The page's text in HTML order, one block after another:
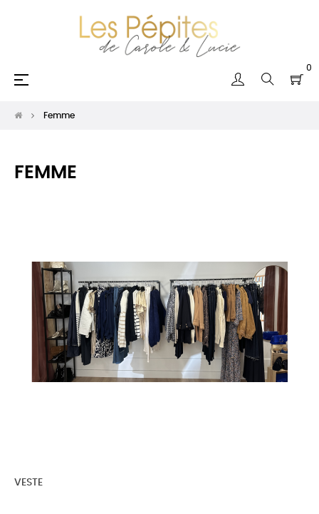
0
Basculer
navigation
☰
Femme
FEMME
VESTE